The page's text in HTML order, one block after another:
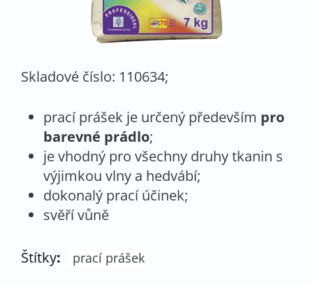
Skladové číslo: 110634;
prací prášek je určený především pro
barevné prádlo;
je vhodný pro všechny druhy tkanin s
výjimkou vlny a hedvábí;
dokonalý prací účinek;
svěří vůně
Štítky: prací prášek